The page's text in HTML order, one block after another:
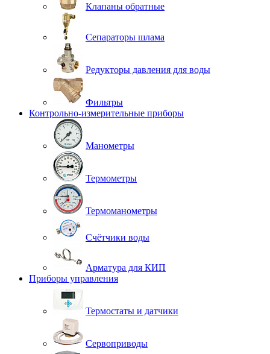
Клапаны обратные
Сепараторы шлама
Редукторы давления для воды
Фильтры
Контрольно-измерительные приборы
Манометры
Термометры
Термоманометры
Счётчики воды
Арматура для КИП
Приборы управления
Термостаты и датчики
Сервоприводы